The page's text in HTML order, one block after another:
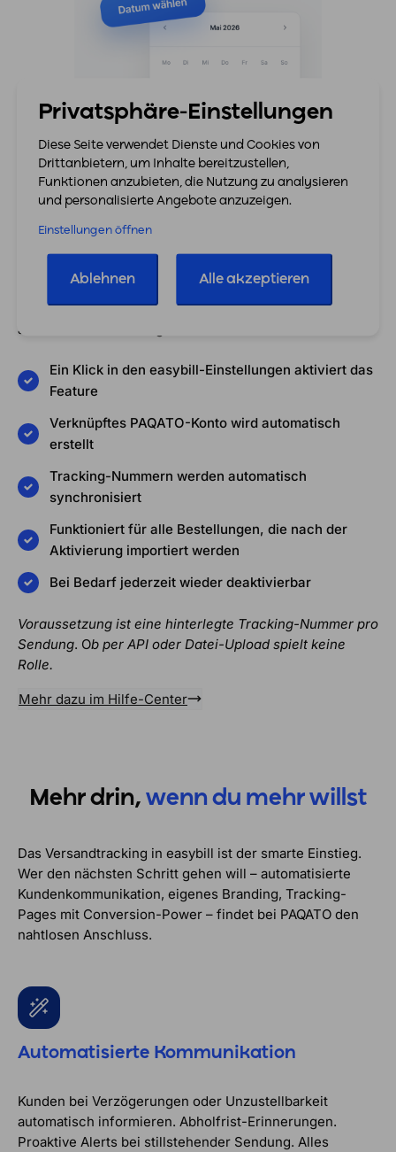
Aktivieren in unter einer Minute
Keine API-Keys, keine Vertragsverhandlungen, kein
separates Konto. Die Integration mit PAQATO erfolgt
automatisch im Hintergrund.
Ein Klick in den easybill-Einstellungen aktiviert das
Feature
Verknüpftes PAQATO-Konto wird automatisch
erstellt
Tracking-Nummern werden automatisch
synchronisiert
Funktioniert für alle Bestellungen, die nach der
Aktivierung importiert werden
Bei Bedarf jederzeit wieder deaktivierbar
Voraussetzung ist eine hinterlegte Tracking-Nummer pro
Sendung. Ob per API oder Datei-Upload spielt keine
Rolle.
Mehr dazu im Hilfe-Center
Mehr drin, wenn du mehr willst
Das Versandtracking in easybill ist der smarte Einstieg.
Wer den nächsten Schritt gehen will – automatisierte
Kundenkommunikation, eigenes Branding, Tracking-
Pages mit Conversion-Power – findet bei PAQATO den
nahtlosen Anschluss.
Automatisierte Kommunikation
Kunden bei Verzögerungen oder Unzustellbarkeit
automatisch informieren. Abholfrist-Erinnerungen.
Proaktive Alerts bei stillstehender Sendung. Alles
Privatsphäre-Einstellungen
Diese Seite verwendet Dienste und Cookies von
Drittanbietern, um Inhalte bereitzustellen,
Funktionen anzubieten, die Nutzung zu analysieren
und personalisierte Angebote anzuzeigen.
Einstellungen öffnen
Ablehnen Alle akzeptieren